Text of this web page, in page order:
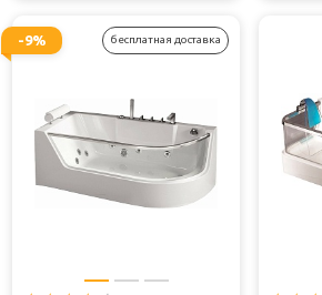
-9% бесплатная доставка